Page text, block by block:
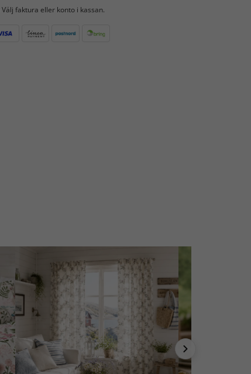
Välj faktura eller konto i kassan.